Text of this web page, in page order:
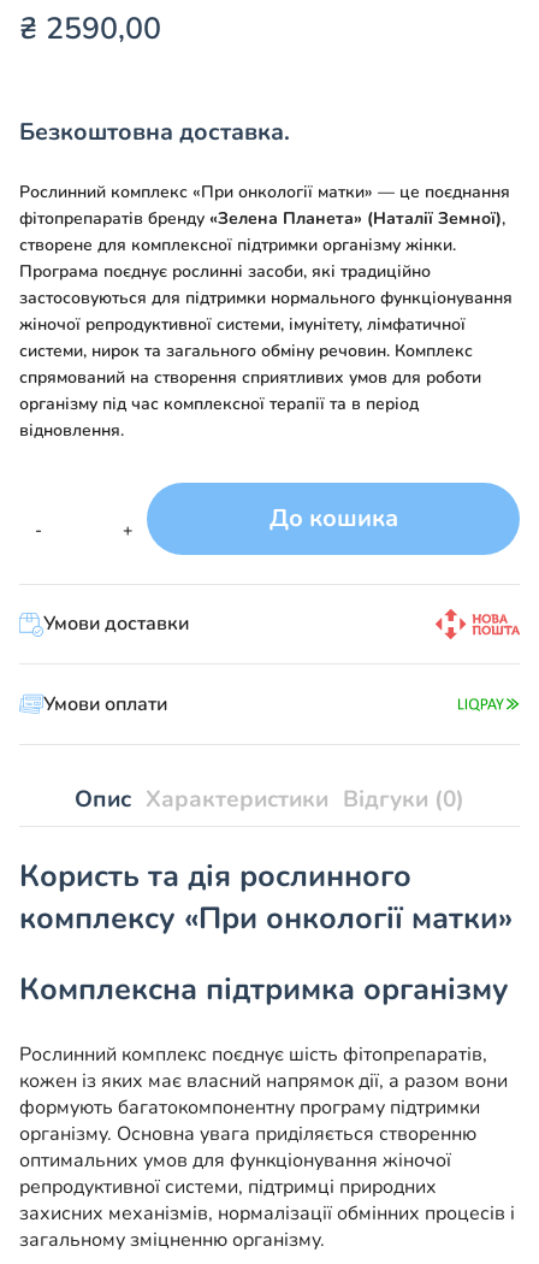
₴ 2590,00
Безкоштовна доставка.
Рослинний комплекс «При онкології матки» — це поєднання
фітопрепаратів бренду «Зелена Планета» (Наталії Земної),
створене для комплексної підтримки організму жінки.
Програма поєднує рослинні засоби, які традиційно
застосовуються для підтримки нормального функціонування
жіночої репродуктивної системи, імунітету, лімфатичної
системи, нирок та загального обміну речовин. Комплекс
спрямований на створення сприятливих умов для роботи
організму під час комплексної терапії та в період
відновлення.
-
Рослинний
№79
«При
онкології
матки»
кількість
+ До кошика
Умови доставки
Умови оплати
Опис Характеристики Відгуки (0)
Користь та дія рослинного
комплексу «При онкології матки»
Комплексна підтримка організму
Рослинний комплекс поєднує шість фітопрепаратів,
кожен із яких має власний напрямок дії, а разом вони
формують багатокомпонентну програму підтримки
організму. Основна увага приділяється створенню
оптимальних умов для функціонування жіночої
репродуктивної системи, підтримці природних
захисних механізмів, нормалізації обмінних процесів і
загальному зміцненню організму.